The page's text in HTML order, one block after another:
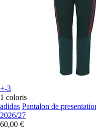
+-3
1 coloris
adidas Pantalon de
2026/27
60,00 €